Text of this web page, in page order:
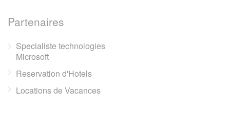
Partenaires
Specialiste technologies
Microsoft
Reservation d'Hotels
Locations de Vacances